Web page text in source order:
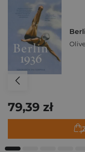
79,39 zł